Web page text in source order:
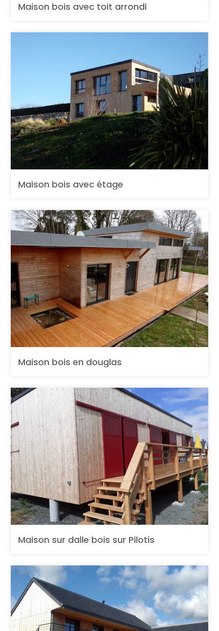
Maison bois avec toit arrondi
Maison bois avec étage
Maison bois en douglas
Maison sur dalle bois sur Pilotis